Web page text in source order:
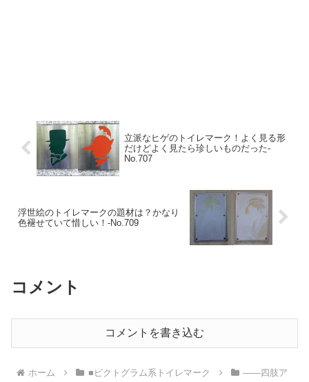
立派なヒゲのトイレマーク！よく見る形
だけどよく見たら珍しいものだった‐
No.707
浮世絵のトイレマークの題材は？かなり
色褪せていて惜しい！‐No.709
コメント
コメントを書き込む
ホーム ■ピクトグラム系トイレマーク
――四肢ア